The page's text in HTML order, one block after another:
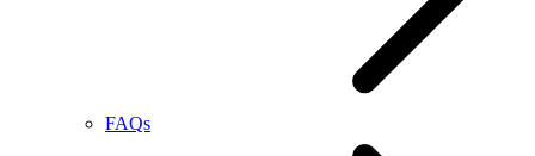
FAQs